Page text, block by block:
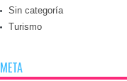
Sin categoría
Turismo
META